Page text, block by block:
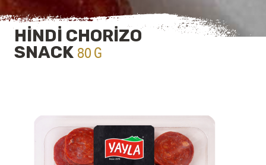
HİNDİ CHORİZO
SNACK 80 G